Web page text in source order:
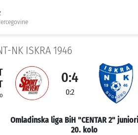
NK ISKRA 1946
0:4
0:2
Omladinska liga BiH "CENTAR 2"
20. kolo